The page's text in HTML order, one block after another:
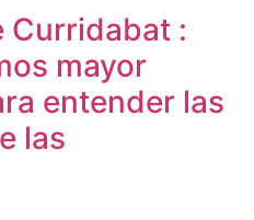
Curridabat :
mayor
entender las
las